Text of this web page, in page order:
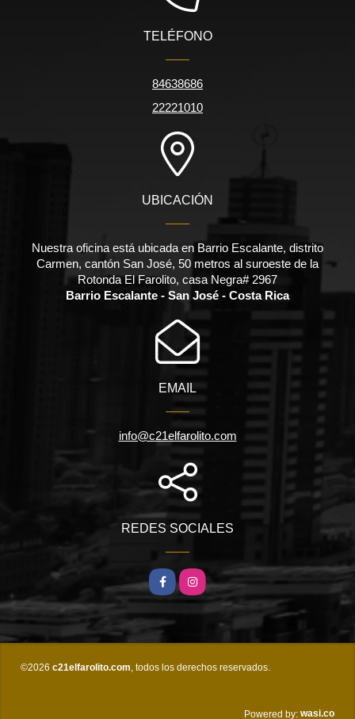
TELÉFONO
84638686
22221010
UBICACIÓN
Nuestra oficina está ubicada en Barrio Escalante, distrito
Carmen, cantón San José, 50 metros al suroeste de la
Rotonda El Farolito, casa Negra# 2967
Barrio Escalante - San José - Costa Rica
EMAIL
info@c21elfarolito.com
REDES SOCIALES
FacebookInstagram
©2026 c21elfarolito.com, todos los derechos reservados.
Powered by: wasi.co